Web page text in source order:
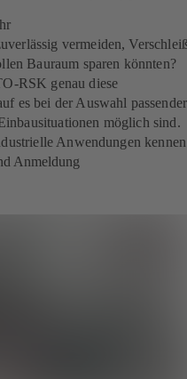
vermeiden,
Bauraum sparen könnten?
RSK genau diese
es bei der Auswahl passender
möglich sind.
Anwendungen
Anmeldung